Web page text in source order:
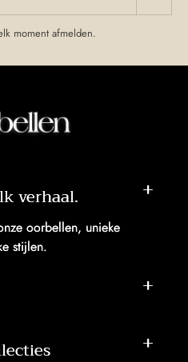
moment afmelden.
verhaal.
oorbellen, unieke
stijlen.